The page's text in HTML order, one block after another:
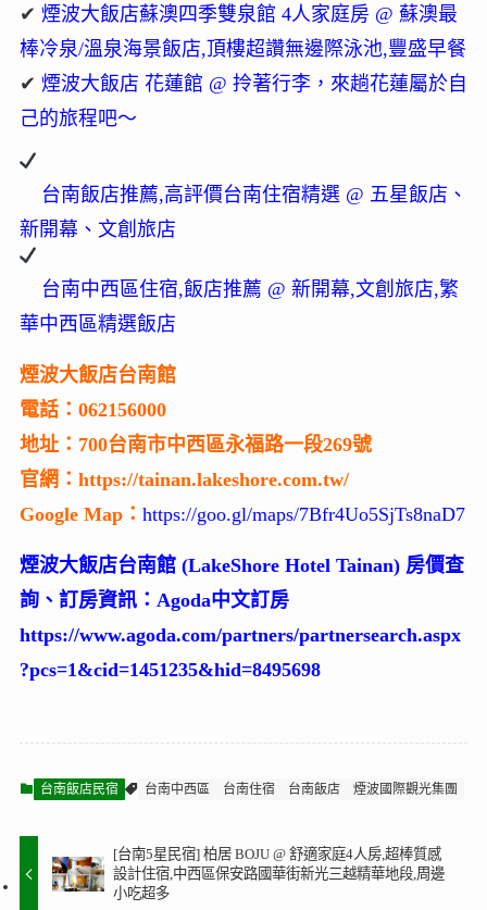
✔ 煙波大飯店蘇澳四季雙泉館 4人家庭房 @ 蘇澳最
棒冷泉/溫泉海景飯店,頂樓超讚無邊際泳池,豐盛早餐
✔ 煙波大飯店 花蓮館 @ 拎著行李，來趟花蓮屬於自
己的旅程吧～
台南飯店推薦,高評價台南住宿精選 @ 五星飯店、
新開幕、文創旅店
台南中西區住宿,飯店推薦 @ 新開幕,文創旅店,繁
華中西區精選飯店
煙波大飯店台南館
電話：062156000
地址：700台南市中西區永福路一段269號
官網：https://tainan.lakeshore.com.tw/
Google Map： https://goo.gl/maps/7Bfr4Uo5SjTs8naD7
煙波大飯店台南館 (LakeShore Hotel Tainan) 房價查
詢、訂房資訊：Agoda中文訂房
https://www.agoda.com/partners/partnersearch.aspx
?pcs=1&cid=1451235&hid=8495698
台南飯店民宿 台南中西區 台南住宿 台南飯店 煙波國際觀光集團
[台南5星民宿] 柏居 BOJU @ 舒適家庭4人房,超棒質感
設計住宿,中西區保安路國華街新光三越精華地段,周邊
小吃超多